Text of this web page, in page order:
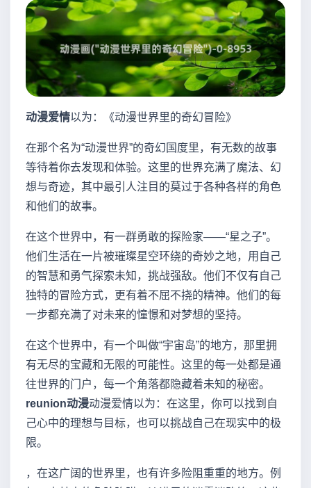
动漫爱情以为：《动漫世界里的奇幻冒险》
在那个名为“动漫世界”的奇幻国度里，有无数的故事
等待着你去发现和体验。这里的世界充满了魔法、幻
想与奇迹，其中最引人注目的莫过于各种各样的角色
和他们的故事。
在这个世界中，有一群勇敢的探险家——“星之子”。
他们生活在一片被璀璨星空环绕的奇妙之地，用自己
的智慧和勇气探索未知，挑战强敌。他们不仅有自己
独特的冒险方式，更有着不屈不挠的精神。他们的每
一步都充满了对未来的憧憬和对梦想的坚持。
在这个世界中，有一个叫做“宇宙岛”的地方，那里拥
有无尽的宝藏和无限的可能性。这里的每一处都是通
往世界的门户，每一个角落都隐藏着未知的秘密。
reunion动漫动漫爱情以为：在这里，你可以找到自
己心中的理想与目标，也可以挑战自己在现实中的极
限。
，在这广阔的世界里，也有许多险阻重重的地方。例